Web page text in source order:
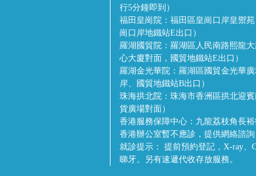
行5分鐘即到）
福田皇崗院： 福田區皇崗口岸皇禦
崗口岸地鐵站E出口）
羅湖國貿院： 羅湖區人民南路熙龍
心大廈對面，國貿地鐵站E出口）
羅湖金光華院： 羅湖區國貿金光華
岸、國貿地鐵站B出口）
珠海拱北院： 珠海市香洲區拱北迎
貨廣場對面）
香港服務保障中心： 九龍荔枝角長
香港辦公室暫不應診，提供網絡諮詢
就診提示：
提前預約登記，X-ray、
睇牙。另有速遞代收存放服務。